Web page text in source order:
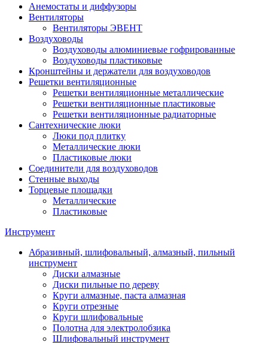
Анемостаты и диффузоры
Вентиляторы
Вентиляторы ЭВЕНТ
Воздуховоды
Воздуховоды алюминиевые гофрированные
Воздуховоды пластиковые
Кронштейны и держатели для воздуховодов
Решетки вентиляционные
Решетки вентиляционные металлические
Решетки вентиляционные пластиковые
Решетки вентиляционные радиаторные
Сантехнические люки
Люки под плитку
Металлические люки
Пластиковые люки
Соединители для воздуховодов
Стенные выходы
Торцевые площадки
Металлические
Пластиковые
Инструмент
Абразивный, шлифовальный, алмазный, пильный
инструмент
Диски алмазные
Диски пильные по дереву
Круги алмазные, паста алмазная
Круги отрезные
Круги шлифовальные
Полотна для электролобзика
Шлифовальный инструмент